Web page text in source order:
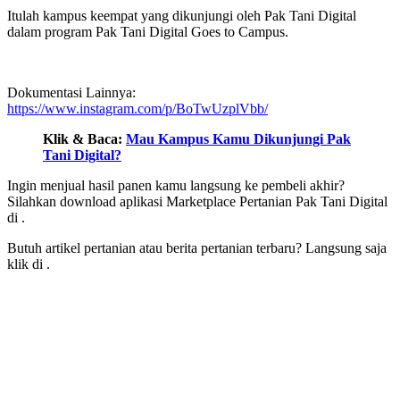
Itulah kampus keempat yang dikunjungi oleh Pak Tani Digital
dalam program Pak Tani Digital Goes to Campus.
Dokumentasi Lainnya:
https://www.instagram.com/p/BoTwUzplVbb/
Klik & Baca: Mau Kampus Kamu Dikunjungi Pak
Tani Digital?
Ingin menjual hasil panen kamu langsung ke pembeli akhir?
Silahkan download aplikasi Marketplace Pertanian Pak Tani Digital
di .
Butuh artikel pertanian atau berita pertanian terbaru? Langsung saja
klik di .